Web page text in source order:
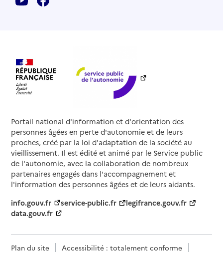
Portail national d'information et d'orientation des
personnes âgées en perte d'autonomie et de leurs
proches, créé par la loi d'adaptation de la société au
vieillissement. Il est édité et animé par le Service public
de l'autonomie, avec la collaboration de nombreux
partenaires engagés dans l'accompagnement et
l'information des personnes âgées et de leurs aidants.
info.gouv.fr
service-public.fr
legifrance.gouv.fr
data.gouv.fr
Plan du site
Accessibilité : totalement conforme